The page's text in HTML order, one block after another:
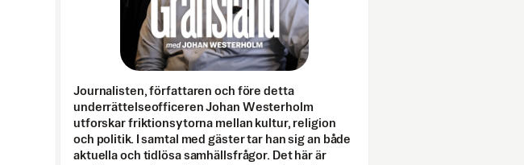
Journalisten, författaren och före detta
underrättelseofficeren Johan Westerholm
utforskar friktionsytorna mellan kultur, religion
och politik. I samtal med gäster tar han sig an både
aktuella och tidlösa samhällsfrågor. Det här är